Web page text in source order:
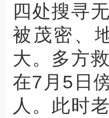
四处搜寻
被茂密、
大。多方
在7月5日
人。此时